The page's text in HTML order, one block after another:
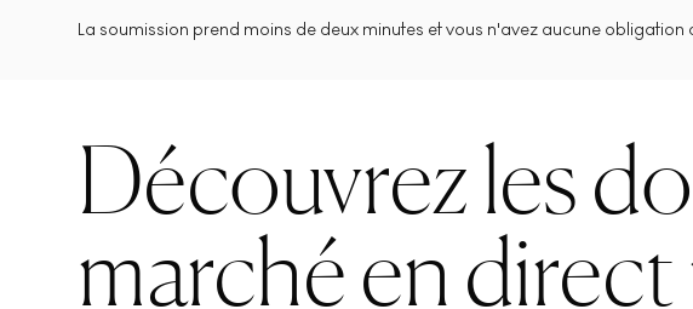
La soumission prend moins de deux minutes et vous n'avez aucune obligation
Découvrez les
marché en